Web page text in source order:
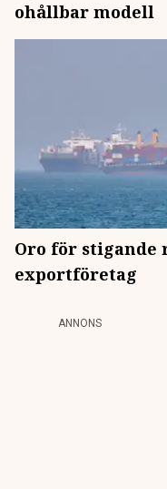
ohållbar modell
Oro för stigande
exportföretag
ANNONS